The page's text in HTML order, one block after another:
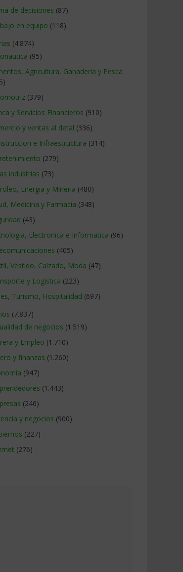
de decisiones (87)
en equipo (118)
(4.874)
(95)
Agricultura, Ganaderia y Pesca
(379)
y Servicios Financieros (910)
y ventas al detal (336)
e Infraestructura (314)
(279)
industrias (73)
Energia y Mineria (480)
Medicina y Farmacia (348)
(43)
Electronica e Informatica (96)
(405)
Vestido, Calzado, Moda (47)
y Logistica (223)
Turismo, Hospitalidad (697)
(7.837)
de negocios (1.519)
y Empleo (1.710)
y finanzas (1.260)
(947)
(1.443)
(246)
y negocios (900)
(227)
(276)